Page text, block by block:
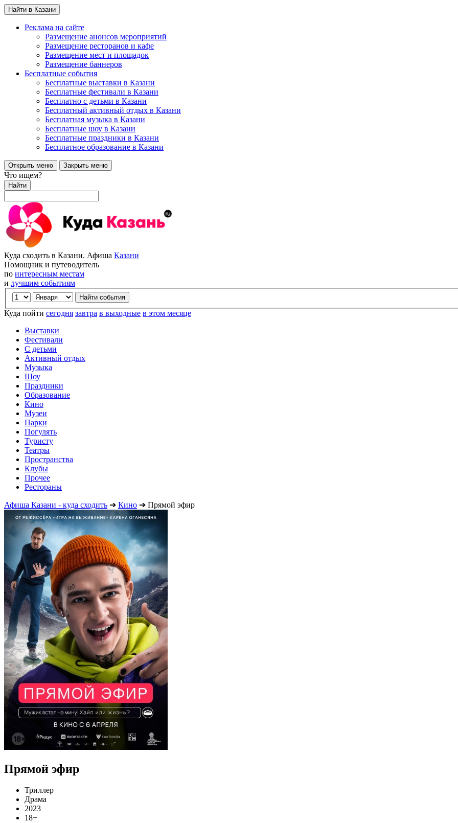
Найти в Казани
Реклама на сайте
Размещение анонсов мероприятий
Размещение ресторанов и кафе
Размещение мест и площадок
Размещение баннеров
Бесплатные события
Бесплатные выставки в Казани
Бесплатные фестивали в Казани
Бесплатно с детьми в Казани
Бесплатный активный отдых в Казани
Бесплатная музыка в Казани
Бесплатные шоу в Казани
Бесплатные праздники в Казани
Бесплатное образование в Казани
Открыть меню Закрыть меню
Что ищем?
Найти
Куда сходить в Казани. Афиша Казани
Помощник и путеводитель
по интересным местам
и лучшим событиям
Куда пойти сегодня завтра в выходные в этом месяце
Выставки
Фестивали
С детьми
Активный отдых
Музыка
Шоу
Праздники
Образование
Кино
Музеи
Парки
Погулять
Туристу
Театры
Пространства
Клубы
Прочее
Рестораны
Афиша Казани - куда сходить ➔ Кино ➔ Прямой эфир
Прямой эфир
Триллер
Драма
2023
18+